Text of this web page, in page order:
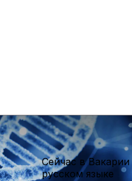
Cейчас в Вакарии
русском языке